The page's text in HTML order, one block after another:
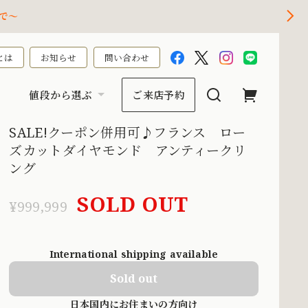
～
は お知らせ 問い合わせ
値段から選ぶ ご来店予約
SALE!クーポン併用可♪フランス ロー
ズカットダイヤモンド アンティークリ
ング
¥999,999 SOLD OUT
International shipping available
Sold out
日本国内にお住まいの方向け